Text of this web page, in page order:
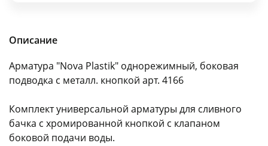
Описание
Арматура "Nova Plastik" однорежимный, боковая
подводка с металл. кнопкой арт. 4166
Комплект универсальной арматуры для сливного
бачка c хромированной кнопкой с клапаном
боковой подачи воды.